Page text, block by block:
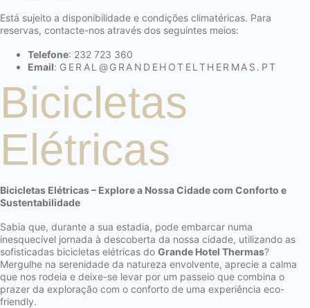
Está sujeito a disponibilidade e condições climatéricas. Para
reservas, contacte-nos através dos seguintes meios:
Telefone: 232 723 360
Email: GERAL@GRANDEHOTELTHERMAS.PT
Bicicletas
Elétricas
Bicicletas Elétricas – Explore a Nossa Cidade com Conforto e
Sustentabilidade
Sabia que, durante a sua estadia, pode embarcar numa
inesquecível jornada à descoberta da nossa cidade, utilizando as
sofisticadas bicicletas elétricas do Grande Hotel Thermas?
Mergulhe na serenidade da natureza envolvente, aprecie a calma
que nos rodeia e deixe-se levar por um passeio que combina o
prazer da exploração com o conforto de uma experiência eco-
friendly.